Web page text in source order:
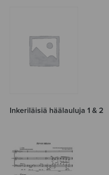
Inkeriläisiä häälauluja 1 & 2